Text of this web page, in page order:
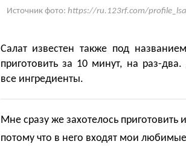
Источник фото: https://ru.123rf.com/
Салат известен также под
приготовить за 10 минут, на раз-
все ингредиенты.
Мне сразу же захотелось приготовить
потому что в него входят мои